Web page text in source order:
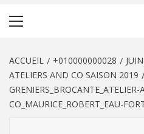
ACCUEIL +010000000028 JUIN
ATELIERS AND CO SAISON 2019
GRENIERS_BROCANTE_ATELIER-
CO_MAURICE_ROBERT_EAU-